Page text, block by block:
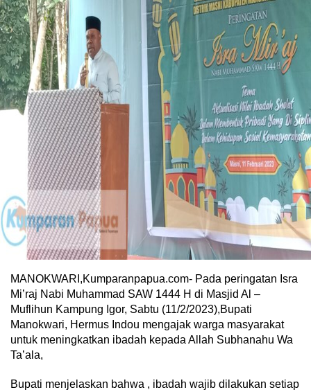
MANOKWARI,Kumparanpapua.com- Pada peringatan Isra
Mi’raj Nabi Muhammad SAW 1444 H di Masjid Al –
Muflihun Kampung Igor, Sabtu (11/2/2023),Bupati
Manokwari, Hermus Indou mengajak warga masyarakat
untuk meningkatkan ibadah kepada Allah Subhanahu Wa
Ta’ala,
Bupati menjelaskan bahwa , ibadah wajib dilakukan setiap